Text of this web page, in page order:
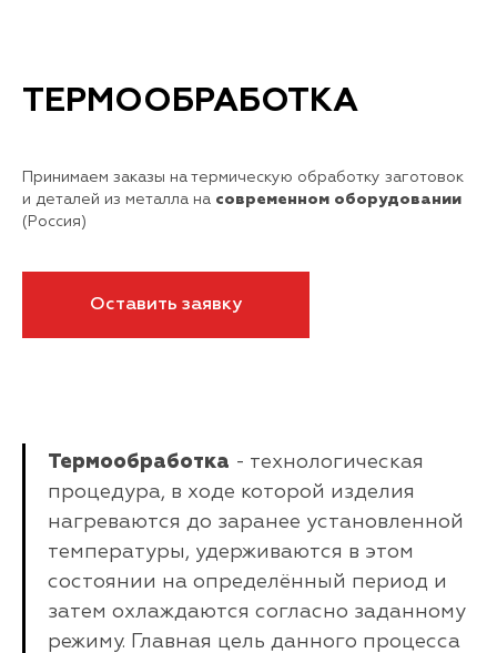
ТЕРМООБРАБОТКА
Принимаем заказы на термическую обработку заготовок
и деталей из металла на современном оборудовании
(Россия)
Оставить заявку
Термообработка - технологическая
процедура, в ходе которой изделия
нагреваются до заранее установленной
температуры, удерживаются в этом
состоянии на определённый период и
затем охлаждаются согласно заданному
режиму. Главная цель данного процесса